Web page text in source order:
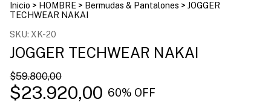
Inicio > HOMBRE > Bermudas & Pantalones > JOGGER
TECHWEAR NAKAI
SKU: XK-20
JOGGER TECHWEAR NAKAI
$59.800,00
$23.920,00 60% OFF